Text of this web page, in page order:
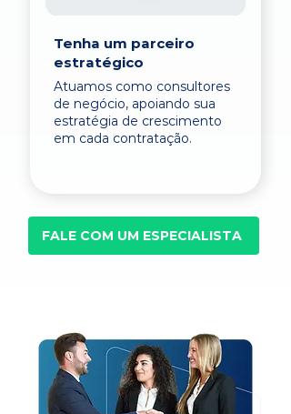
Tenha um parceiro
estratégico
Atuamos como consultores
de negócio, apoiando sua
estratégia de crescimento
em cada contratação.
FALE COM UM ESPECIALISTA